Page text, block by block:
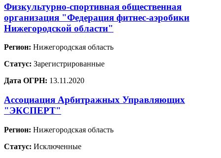
Физкультурно-спортивная общественная
организация "Федерация фитнес-аэробики
Нижегородской области"
Регион: Нижегородская область
Статус: Зарегистрированные
Дата ОГРН: 13.11.2020
Ассоциация Арбитражных Управляющих
"ЭКСПЕРТ"
Регион: Нижегородская область
Статус: Исключенные